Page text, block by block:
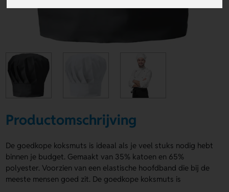
Productomschrijving
De goedkope koksmuts is ideaal als je veel stuks nodig hebt
binnen je budget. Gemaakt van 35% katoen en 65%
polyester. Voorzien van een elastische hoofdband die bij de
meeste mensen goed zit. De goedkope koksmuts is